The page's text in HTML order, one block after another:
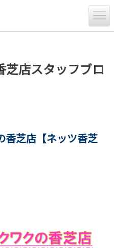
芝店スタッフブロ
香芝店【ネッツ香芝